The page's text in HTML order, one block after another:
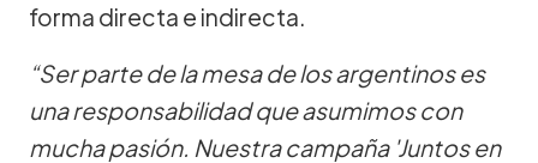
forma directa e indirecta.
“Ser parte de la mesa de los argentinos es
una responsabilidad que asumimos con
mucha pasión. Nuestra campaña 'Juntos en